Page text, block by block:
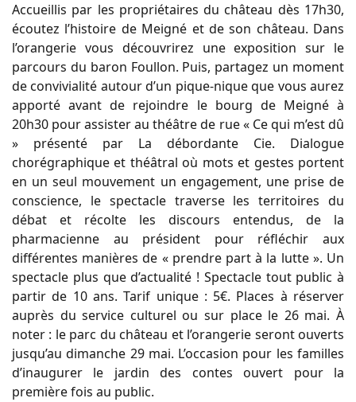
Accueillis par les propriétaires du château dès 17h30,
écoutez l’histoire de Meigné et de son château. Dans
l’orangerie vous découvrirez une exposition sur le
parcours du baron Foullon. Puis, partagez un moment
de convivialité autour d’un pique-nique que vous aurez
apporté avant de rejoindre le bourg de Meigné à
20h30 pour assister au théâtre de rue « Ce qui m’est dû
» présenté par La débordante Cie. Dialogue
chorégraphique et théâtral où mots et gestes portent
en un seul mouvement un engagement, une prise de
conscience, le spectacle traverse les territoires du
débat et récolte les discours entendus, de la
pharmacienne au président pour réfléchir aux
différentes manières de « prendre part à la lutte ». Un
spectacle plus que d’actualité ! Spectacle tout public à
partir de 10 ans. Tarif unique : 5€. Places à réserver
auprès du service culturel ou sur place le 26 mai. À
noter : le parc du château et l’orangerie seront ouverts
jusqu’au dimanche 29 mai. L’occasion pour les familles
d’inaugurer le jardin des contes ouvert pour la
première fois au public.